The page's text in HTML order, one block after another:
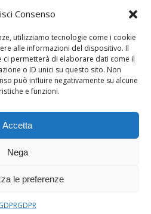
Consenso
utilizziamo tecnologie come i cookie
alle informazioni del dispositivo. Il
ci permetterà di elaborare dati come il
o ID unici su questo sito. Non
può influire negativamente su alcune
e funzioni.
Accetta
Nega
le preferenze
GDPR
recenti
recenti
da mostrare.
da mostrare.
categoria